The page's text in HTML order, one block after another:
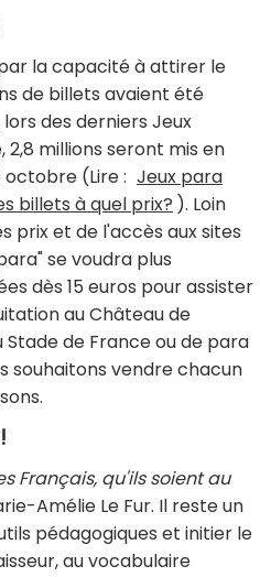
la capacité à attirer le
de billets avaient été
lors des derniers Jeux
millions seront mis en
(Lire : Jeux para
billets à quel prix? ). Loin
prix et de l'accès aux sites
se voudra plus
dès 15 euros pour assister
au Château de
de France ou de para
souhaitons vendre chacun
Français, qu'ils soient au
Amélie Le Fur. Il reste un
pédagogiques et initier le
au vocabulaire